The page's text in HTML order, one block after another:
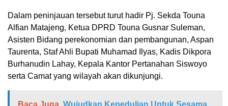
Dalam peninjauan tersebut turut hadir Pj. Sekda Touna
Alfian Matajeng, Ketua DPRD Touna Gusnar Suleman,
Asisten Bidang perekonomian dan pembangunan, Aspan
Taurenta, Staf Ahli Bupati Muhamad Ilyas, Kadis Dikpora
Burhanudin Lahay, Kepala Kantor Pertanahan Siswoyo
serta Camat yang wilayah akan dikunjungi.
Baca Juga Wujudkan Kepedulian Untuk Sesama,